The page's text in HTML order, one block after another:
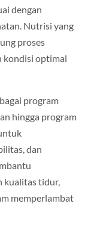
dengan
Nutrisi yang
proses
kondisi optimal
program
hingga program
dan
kualitas tidur,
memperlambat